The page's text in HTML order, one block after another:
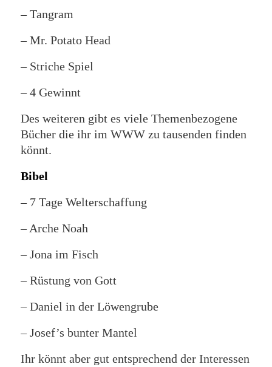
– Tangram
– Mr. Potato Head
– Striche Spiel
– 4 Gewinnt
Des weiteren gibt es viele Themenbezogene
Bücher die ihr im WWW zu tausenden finden
könnt.
Bibel
– 7 Tage Welterschaffung
– Arche Noah
– Jona im Fisch
– Rüstung von Gott
– Daniel in der Löwengrube
– Josef’s bunter Mantel
Ihr könnt aber gut entsprechend der Interessen